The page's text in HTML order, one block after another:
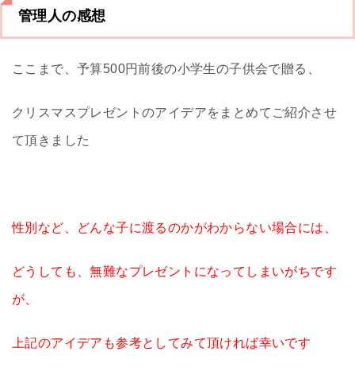
管理人の感想
ここまで、予算500円前後の小学生の子供会で贈る、
クリスマスプレゼントのアイデアをまとめてご紹介させ
て頂きました
性別など、どんな子に渡るのかがわからない場合には、
どうしても、無難なプレゼントになってしまいがちです
が、
上記のアイデアも参考としてみて頂ければ幸いです